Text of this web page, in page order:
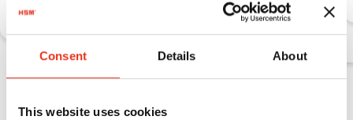
Consent Details About
This website uses cookies
Pionowe prasy belujące HSM V‑Press